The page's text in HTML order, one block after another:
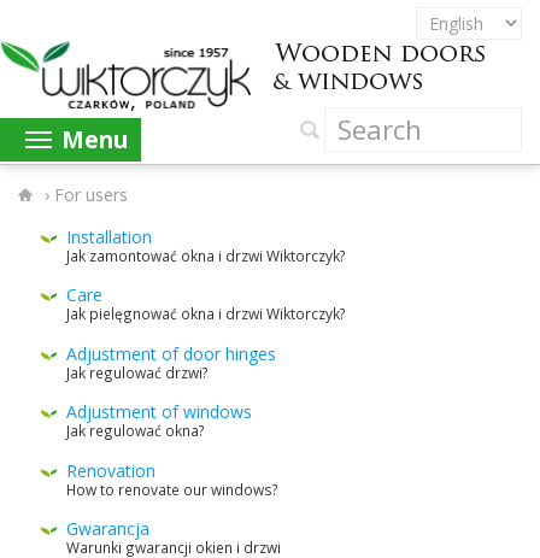
Menu
› For users
Instal­la­tion
Jak zamon­tować okna i drzwi Wiktorczyk?
Care
Jak pielęg­nować okna i drzwi Wiktorczyk?
Adjust­ment of door hinges
Jak reg­u­lować drzwi?
Adjust­ment of win­dows
Jak reg­u­lować okna?
Ren­o­va­tion
How to ren­o­vate our windows?
Gwarancja
Warunki gwarancji okien i drzwi